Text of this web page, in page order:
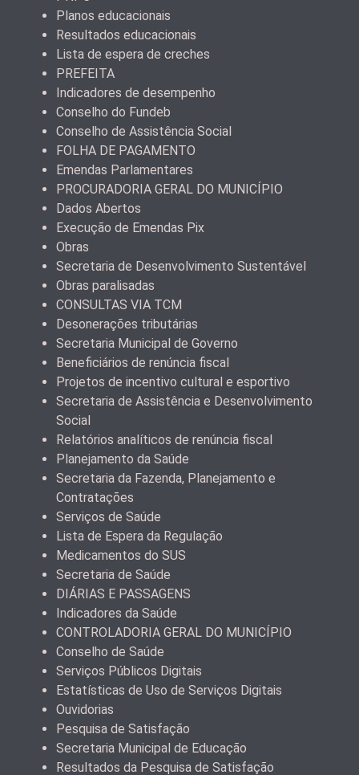
Planos educacionais
Resultados educacionais
Lista de espera de creches
PREFEITA
Indicadores de desempenho
Conselho do Fundeb
Conselho de Assistência Social
FOLHA DE PAGAMENTO
Emendas Parlamentares
PROCURADORIA GERAL DO MUNICÍPIO
Dados Abertos
Execução de Emendas Pix
Obras
Secretaria de Desenvolvimento Sustentável
Obras paralisadas
CONSULTAS VIA TCM
Desonerações tributárias
Secretaria Municipal de Governo
Beneficiários de renúncia fiscal
Projetos de incentivo cultural e esportivo
Secretaria de Assistência e Desenvolvimento
Social
Relatórios analíticos de renúncia fiscal
Planejamento da Saúde
Secretaria da Fazenda, Planejamento e
Contratações
Serviços de Saúde
Lista de Espera da Regulação
Medicamentos do SUS
Secretaria de Saúde
DIÁRIAS E PASSAGENS
Indicadores da Saúde
CONTROLADORIA GERAL DO MUNICÍPIO
Conselho de Saúde
Serviços Públicos Digitais
Estatísticas de Uso de Serviços Digitais
Ouvidorias
Pesquisa de Satisfação
Secretaria Municipal de Educação
Resultados da Pesquisa de Satisfação